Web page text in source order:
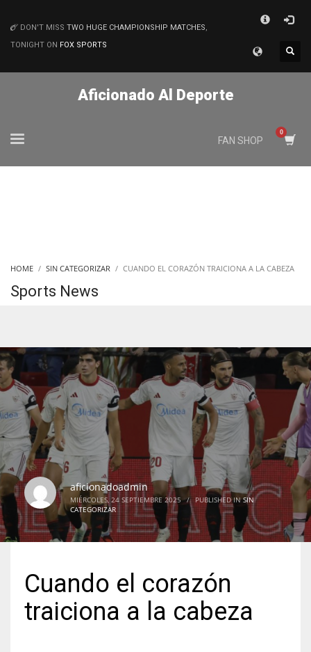
MATCHES
DON'T MISS TWO HUGE CHAMPIONSHIP MATCHES,
TONIGHT ON FOX SPORTS
Aficionado Al Deporte
FAN SHOP
HOME SIN CATEGORIZAR CUANDO EL CORAZÓN TRAICIONA A LA CABEZA
Sports News
aficionadoadmin
MIÉRCOLES, 24 SEPTIEMBRE 2025 / PUBLISHED INSIN
CATEGORIZAR
Cuando el corazón
traiciona a la cabeza